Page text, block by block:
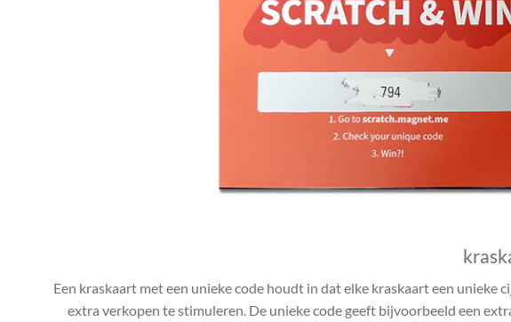
Een kraskaart met een unieke code houdt in dat elke kraskaart een
extra verkopen te stimuleren. De unieke code geeft bijvoorbeeld een